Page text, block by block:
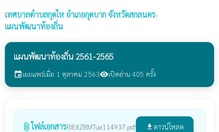
เทศบาลตำบลกุดไห อำเภอกุดบาก จังหวัดสกลนคร›
แผนพัฒนาท้องถิ่น
แผนพัฒนาท้องถิ่น 2561-2565
eventเผยแพร่เมื่อ 1 ตุลาคม 2563visibilityเปิดอ่าน 405 ครั้ง
attach_file ไฟล์เอกสารRIEXZBMTue114937.pdf file_download ดาวน์โหลด